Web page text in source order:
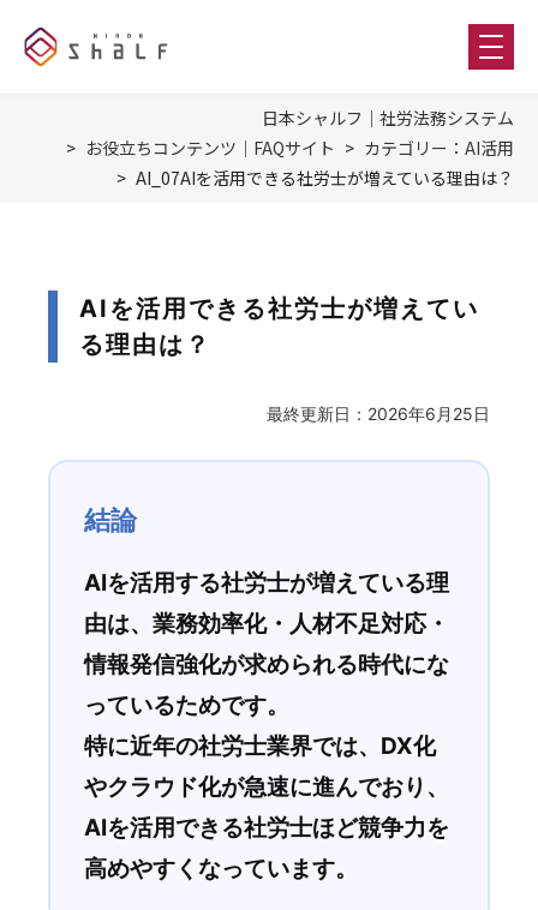
日本シャルフ｜社労法務システム
お役立ちコンテンツ｜FAQサイト
カテゴリー：AI活用
AI_07AIを活用できる社労士が増えている理由は？
AIを活用できる社労士が増えてい
る理由は？
最終更新日：2026年6月25日
結論
AIを活用する社労士が増えている理
由は、業務効率化・人材不足対応・
情報発信強化が求められる時代にな
っているためです。
特に近年の社労士業界では、DX化
やクラウド化が急速に進んでおり、
AIを活用できる社労士ほど競争力を
高めやすくなっています。